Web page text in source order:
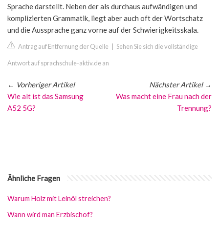
Sprache darstellt. Neben der als durchaus aufwändigen und
komplizierten Grammatik, liegt aber auch oft der Wortschatz
und die Aussprache ganz vorne auf der Schwierigkeitsskala.
Antrag auf Entfernung der Quelle Sehen Sie sich die vollständige
Antwort auf sprachschule-aktiv.de an
← Vorheriger Artikel
Wie alt ist das Samsung
A52 5G?
Nächster Artikel→
Was macht eine Frau nach der
Trennung?
Ähnliche Fragen
Warum Holz mit Leinöl streichen?
Wann wird man Erzbischof?